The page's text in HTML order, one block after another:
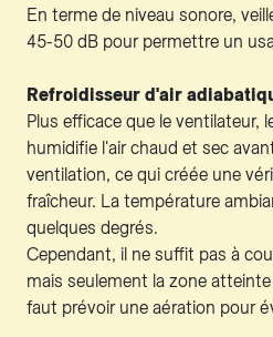
En terme de niveau sonore,
45-50 dB pour permettre un
Refroidisseur d'air
Plus efficace que le ventilateur,
humidifie l'air chaud et sec
ventilation, ce qui créée une
fraîcheur. La température
quelques degrés.
Cependant, il ne suffit pas à
mais seulement la zone
faut prévoir une aération pour